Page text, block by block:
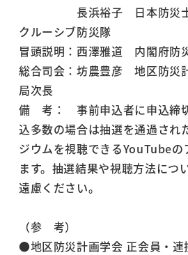
長浜裕子 日本防災士会
クルーシブ防災隊
冒頭説明：西澤雅道 内閣府防
総合司会：坊農豊彦 地区防災
局次長
備 考： 事前申込者に申込締
込多数の場合は抽選を通過され
ジウムを視聴できるYouTubeの
ます。抽選結果や視聴方法につ
遠慮ください。
（参 考）
●地区防災計画学会 正会員・連